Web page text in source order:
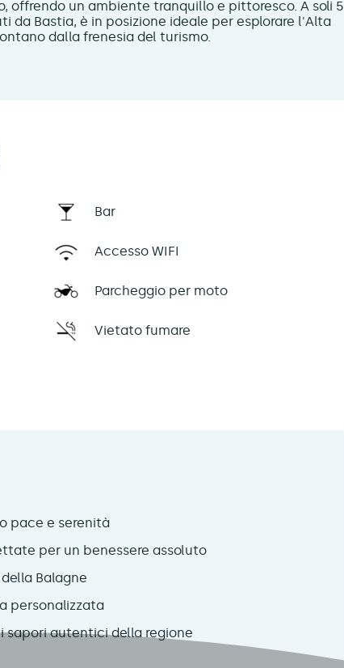
offrendo un ambiente tranquillo e pittoresco. A soli 5
da Bastia, è in posizione ideale per esplorare l'Alta
dalla frenesia del turismo.
Bar
Accesso WIFI
Parcheggio per moto
Vietato fumare
pace e serenità
per un benessere assoluto
Balagne
personalizzata
sapori autentici della regione